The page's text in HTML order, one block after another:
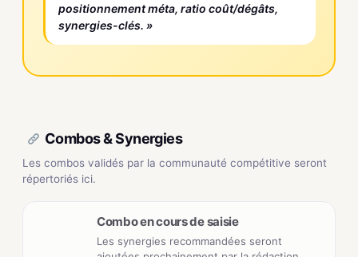
positionnement méta, ratio coût/dégâts,
synergies-clés. »
Combos & Synergies
Les combos validés par la communauté compétitive seront
répertoriés ici.
Combo en cours de saisie
Les synergies recommandées seront